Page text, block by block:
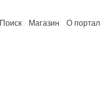
Поиск Магазин О